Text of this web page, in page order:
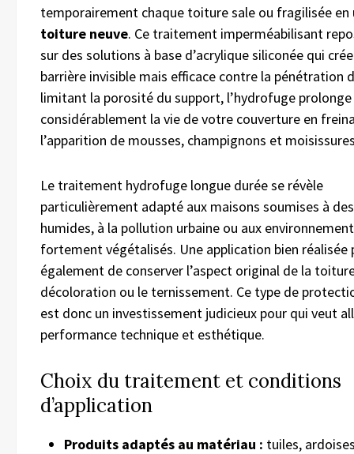
temporairement chaque toiture sale ou fragilisée en
toiture neuve. Ce traitement imperméabilisant
sur des solutions à base d’acrylique siliconée qui
barrière invisible mais efficace contre la pénétration
limitant la porosité du support, l’hydrofuge prolonge
considérablement la vie de votre couverture en
l’apparition de mousses, champignons et
Le traitement hydrofuge longue durée se révèle
particulièrement adapté aux maisons soumises à
humides, à la pollution urbaine ou aux
fortement végétalisés. Une application bien réalisée
également de conserver l’aspect original de la
décoloration ou le ternissement. Ce type de
est donc un investissement judicieux pour qui veut
performance technique et esthétique.
Choix du traitement et conditions
d’application
Produits adaptés au matériau : tuiles,